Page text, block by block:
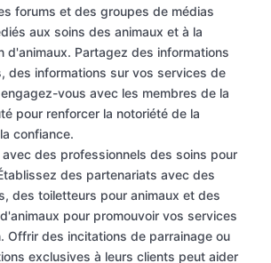
forums et des groupes de médias
aux soins des animaux et à la
d'animaux. Partagez des informations
des informations sur vos services de
vous avec les membres de la
pour renforcer la notoriété de la
confiance.
avec des professionnels des soins pour
des partenariats avec des
des toiletteurs pour animaux et des
pour promouvoir vos services
Offrir des incitations de parrainage ou
exclusives à leurs clients peut aider